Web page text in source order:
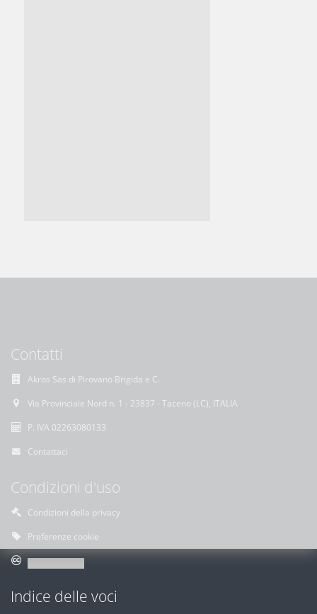
Contatti
Akros Sas di Pirovano Brigida e C.
Via Provinciale Nord n. 1 - 23837 - Taceno (LC), ITALIA
P. IVA 02263080133
Contattaci
Condizioni d'uso
Condizioni della privacy
Preferenze cookie
Indice delle voci